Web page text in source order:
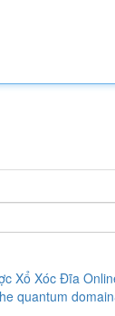
Xổ Xóc Đĩa
quantum